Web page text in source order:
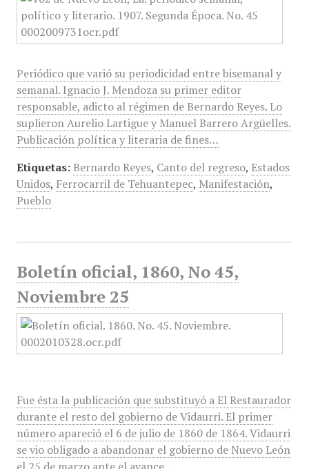
Periódico que varió su periodicidad entre bisemanal y
semanal. Ignacio J. Mendoza su primer editor
responsable, adicto al régimen de Bernardo Reyes. Lo
suplieron Aurelio Lartigue y Manuel Barrero Argüelles.
Publicación política y literaria de fines…
Etiquetas: Bernardo Reyes, Canto del regreso, Estados
Unidos, Ferrocarril de Tehuantepec, Manifestación,
Pueblo
Boletín oficial, 1860, No 45,
Noviembre 25
Fue ésta la publicación que substituyó a El Restaurador
durante el resto del gobierno de Vidaurri. El primer
número apareció el 6 de julio de 1860 de 1864. Vidaurri
se vio obligado a abandonar el gobierno de Nuevo León